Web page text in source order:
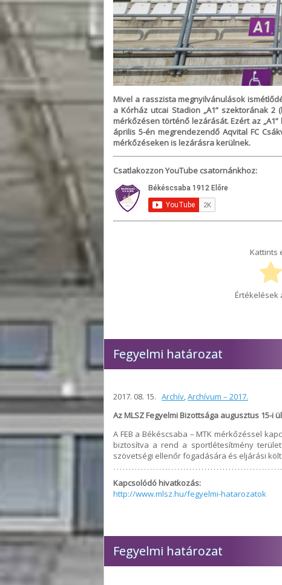
Mivel a rasszista megnyilvánulások
a Kórház utcai Stadion „A1” szektorának
mérkőzésen történő lezárását. Ezért az
április 5-én megrendezendő Aqvital FC
mérkőzéseken is lezárásra kerülnek.
Csatlakozzon YouTube csatornánkhoz:
Kattints
Értékelések
Fegyelmi határozat
2017. 08. 15. Archív,Archívum – 2017.
Az MLSZ Fegyelmi Bizottsága augusztus 15-
A FEB a Békéscsaba – MTK mérkőzéssel
biztosítva a rend a sportlétesítmény
szövetségi ellenőr fogadására és eljárási
Kapcsolódó hivatkozás:
http://www.mlsz.hu/fegyelmi-hatarozatok
Fegyelmi határozat